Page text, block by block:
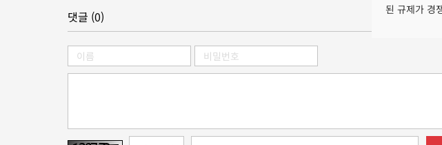
된 규제가 경
댓글 (0)